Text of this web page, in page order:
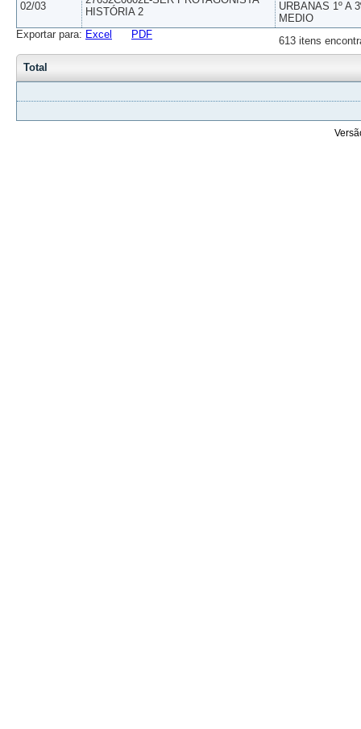
02/03
HISTÓRIA 2
URBANAS 1º A
MEDIO
613 itens
Exportar para: Excel PDF
Total